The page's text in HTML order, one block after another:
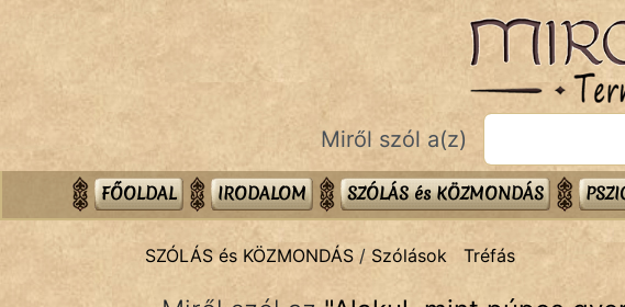
Bibliai
Közmondások
Miről szól a(z)
FŐOLDAL IRODALOM SZÓLÁS és KÖZMONDÁS
SZÓLÁS és KÖZMONDÁS / Szólások Tréfás